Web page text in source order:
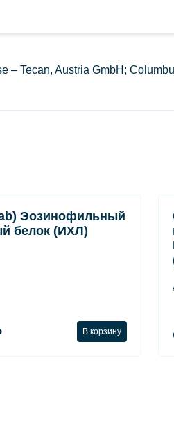
Tecan, Austria GmbH;
Эозинофильный
белок (ИХЛ)
В корзину